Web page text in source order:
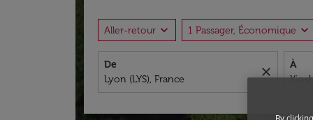
Aller-retour expand_more 1 Passager, Économique expand_more
De
close
À